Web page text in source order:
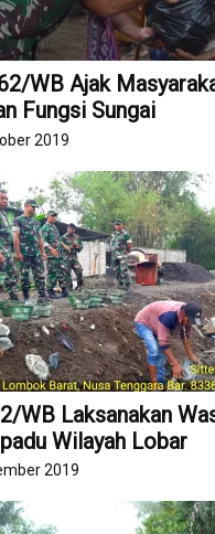
WB Ajak
Fungsi Sungai
2019
WB Laksanakan
Wilayah Lobar
2019